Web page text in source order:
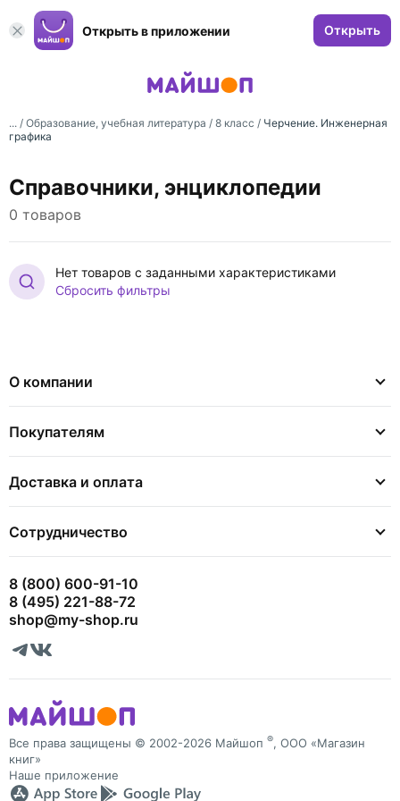
Открыть в приложении Открыть
... / Образование, учебная литература / 8 класс / Черчение. Инженерная
графика
Справочники, энциклопедии
0 товаров
Нет товаров с заданными характеристиками
Сбросить фильтры
О компании
Покупателям
Доставка и оплата
Сотрудничество
8 (800) 600-91-10
8 (495) 221-88-72
shop@my-shop.ru
Все права защищены © 2002-2026 Майшоп ®, ООО «Магазин
книг»
Наше приложение